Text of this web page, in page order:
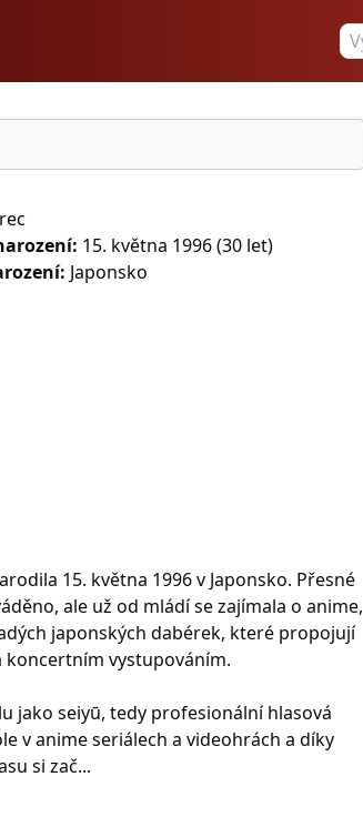
15. května 1996 (30 let)
Japonsko
15. května 1996 v Japonsko. Přesné
ale už od mládí se zajímala o anime,
japonských dabérek, které propojují
koncertním vystupováním.
jako seiyū, tedy profesionální hlasová
v anime seriálech a videohrách a díky
si zač...